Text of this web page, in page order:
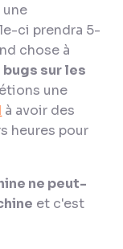
une
ci prendra 5-
chose à
bugs sur les
une
à avoir des
heures pour
ne peut-
et c'est